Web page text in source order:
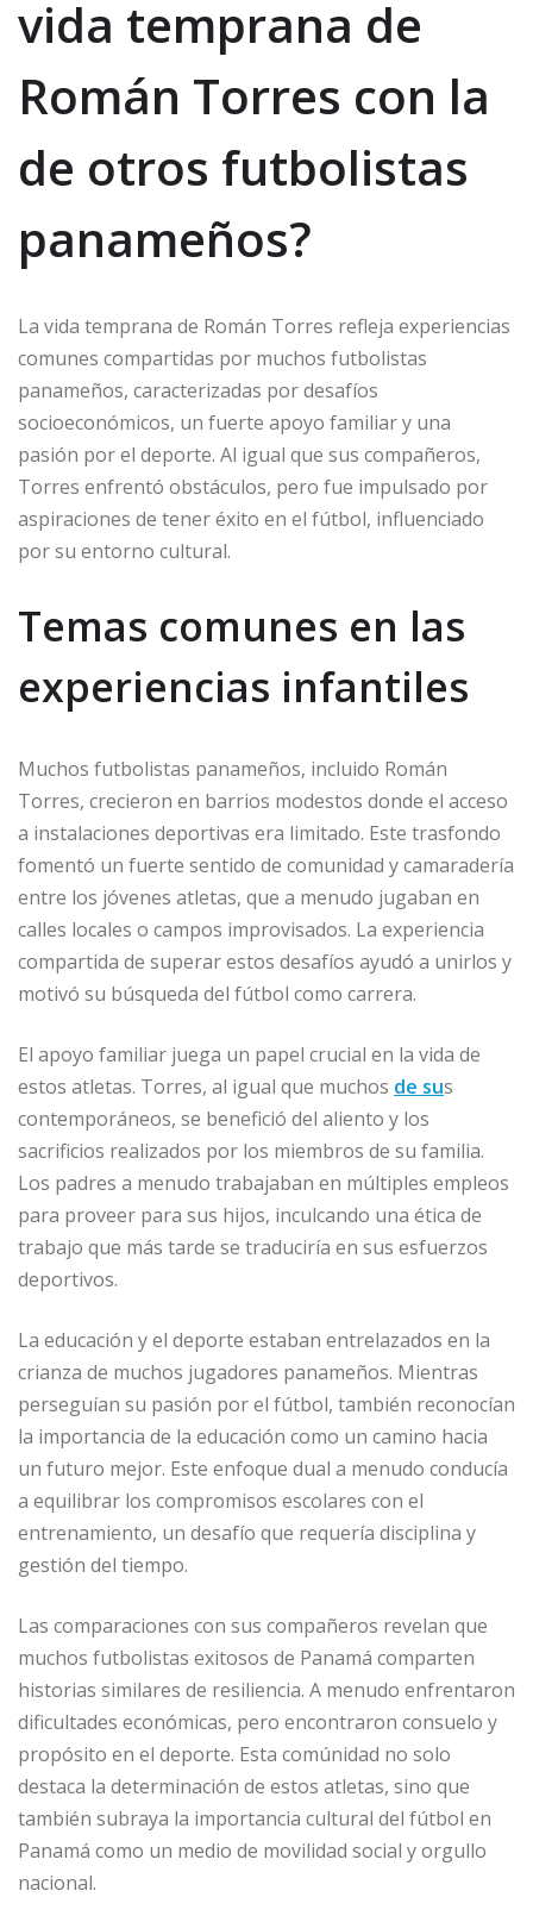
vida temprana de
Román Torres con la
de otros futbolistas
panameños?
La vida temprana de Román Torres refleja experiencias
comunes compartidas por muchos futbolistas
panameños, caracterizadas por desafíos
socioeconómicos, un fuerte apoyo familiar y una
pasión por el deporte. Al igual que sus compañeros,
Torres enfrentó obstáculos, pero fue impulsado por
aspiraciones de tener éxito en el fútbol, influenciado
por su entorno cultural.
Temas comunes en las
experiencias infantiles
Muchos futbolistas panameños, incluido Román
Torres, crecieron en barrios modestos donde el acceso
a instalaciones deportivas era limitado. Este trasfondo
fomentó un fuerte sentido de comunidad y camaradería
entre los jóvenes atletas, que a menudo jugaban en
calles locales o campos improvisados. La experiencia
compartida de superar estos desafíos ayudó a unirlos y
motivó su búsqueda del fútbol como carrera.
El apoyo familiar juega un papel crucial en la vida de
estos atletas. Torres, al igual que muchos de sus
contemporáneos, se benefició del aliento y los
sacrificios realizados por los miembros de su familia.
Los padres a menudo trabajaban en múltiples empleos
para proveer para sus hijos, inculcando una ética de
trabajo que más tarde se traduciría en sus esfuerzos
deportivos.
La educación y el deporte estaban entrelazados en la
crianza de muchos jugadores panameños. Mientras
perseguían su pasión por el fútbol, también reconocían
la importancia de la educación como un camino hacia
un futuro mejor. Este enfoque dual a menudo conducía
a equilibrar los compromisos escolares con el
entrenamiento, un desafío que requería disciplina y
gestión del tiempo.
Las comparaciones con sus compañeros revelan que
muchos futbolistas exitosos de Panamá comparten
historias similares de resiliencia. A menudo enfrentaron
dificultades económicas, pero encontraron consuelo y
propósito en el deporte. Esta comúnidad no solo
destaca la determinación de estos atletas, sino que
también subraya la importancia cultural del fútbol en
Panamá como un medio de movilidad social y orgullo
nacional.